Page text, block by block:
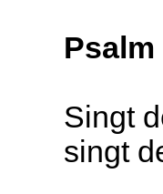
Psalm
Singt
singt